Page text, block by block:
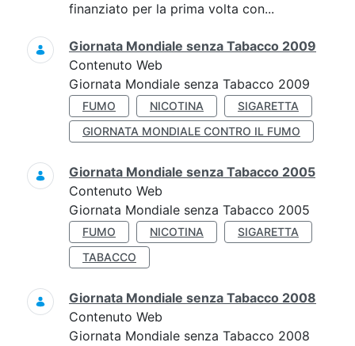
finanziato per la prima volta con...
Giornata Mondiale senza Tabacco 2009
Contenuto Web
Giornata Mondiale senza Tabacco 2009
FUMO NICOTINA
SIGARETTA
GIORNATA MONDIALE CONTRO IL FUMO
Giornata Mondiale senza Tabacco 2005
Contenuto Web
Giornata Mondiale senza Tabacco 2005
FUMO NICOTINA
SIGARETTA
TABACCO
Giornata Mondiale senza Tabacco 2008
Contenuto Web
Giornata Mondiale senza Tabacco 2008